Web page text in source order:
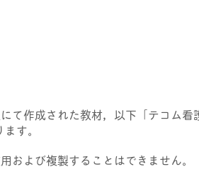
て作成された教材，以下「テコム
す。
よび複製することはできません。